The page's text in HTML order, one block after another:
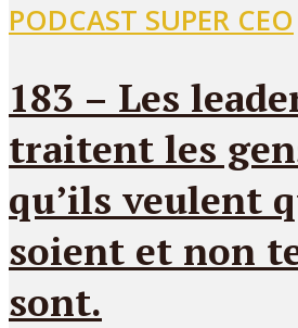
PODCAST SUPER CEO
183 – Les
traitent les
qu’ils veulent
soient et non
sont.